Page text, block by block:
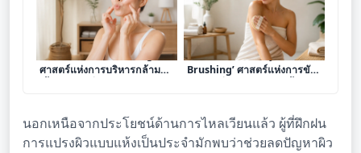
เจาะลึก ‘การทำ Face Yoga’
ศาสตร์แห่งการบริหารกล้าม
เจาะลึก ‘การทำ Dry
Brushing’ ศาสตร์แห่งการขัด
นอกเหนือจากประโยชน์ด้านการไหลเวียนแล้ว ผู้ที่ฝึกฝน
การแปรงผิวแบบแห้งเป็นประจำมักพบว่าช่วยลดปัญหาผิว